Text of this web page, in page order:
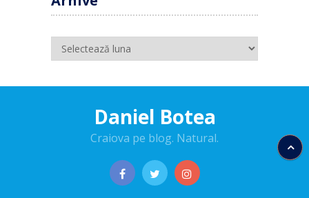
Arhive
Daniel Botea
Craiova pe blog. Natural.